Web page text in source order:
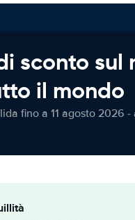
sconto sul
il mondo
fino a 11 agosto 2026